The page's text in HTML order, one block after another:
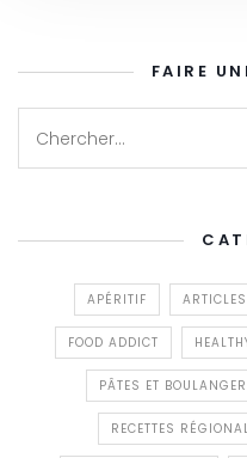
FAIRE
APÉRITIF ARTICLES
FOOD ADDICT
PÂTES ET
RECETTES